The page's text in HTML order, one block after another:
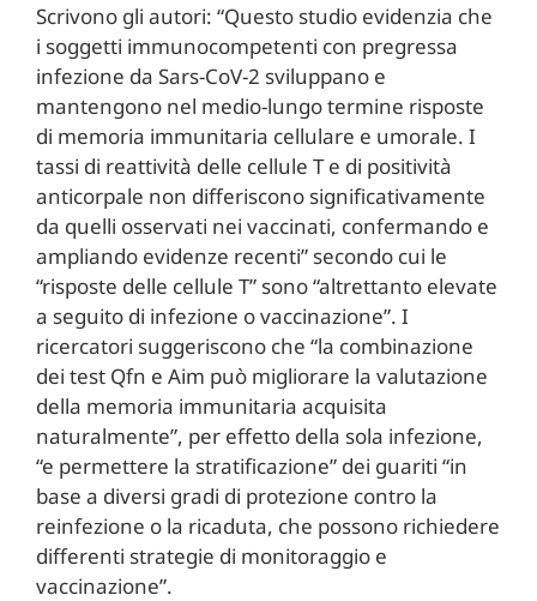
Scrivono gli autori: “Questo studio evidenzia che
i soggetti immunocompetenti con pregressa
infezione da Sars-CoV-2 sviluppano e
mantengono nel medio-lungo termine risposte
di memoria immunitaria cellulare e umorale. I
tassi di reattività delle cellule T e di positività
anticorpale non differiscono significativamente
da quelli osservati nei vaccinati, confermando e
ampliando evidenze recenti” secondo cui le
“risposte delle cellule T” sono “altrettanto elevate
a seguito di infezione o vaccinazione”. I
ricercatori suggeriscono che “la combinazione
dei test Qfn e Aim può migliorare la valutazione
della memoria immunitaria acquisita
naturalmente”, per effetto della sola infezione,
“e permettere la stratificazione” dei guariti “in
base a diversi gradi di protezione contro la
reinfezione o la ricaduta, che possono richiedere
differenti strategie di monitoraggio e
vaccinazione”.